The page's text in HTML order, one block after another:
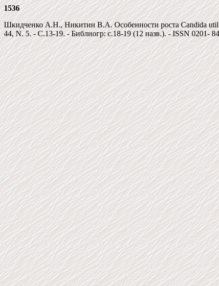
1536
Шкидченко А.Н., Никитин В.А. Особенности роста Candida
44, N. 5. - C.13-19. - Библиогр: c.18-19 (12 назв.). - ISSN 0201-